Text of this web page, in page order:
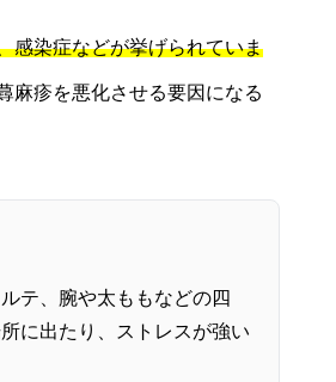
感染症などが挙げられていま
麻疹を悪化させる要因になる
テ、腕や太ももなどの四
に出たり、ストレスが強い